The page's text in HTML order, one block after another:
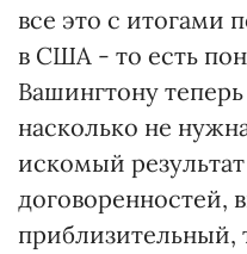
все это с итогами
в США - то есть
Вашингтону
насколько не
искомый
договоренностей,
приблизительный,